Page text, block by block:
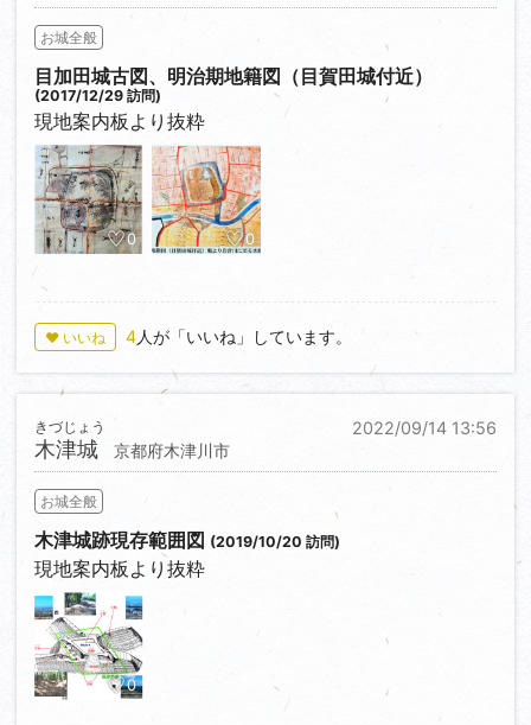
お城全般
目加田城古図、明治期地籍図（目賀田城付近）
(2017/12/29 訪問)
現地案内板より抜粋
0 0
♥ いいね 4人が「いいね」しています。
2022/09/14 13:56
木津城
きづじょう
京都府木津川市
お城全般
木津城跡現存範囲図 (2019/10/20 訪問)
現地案内板より抜粋
0